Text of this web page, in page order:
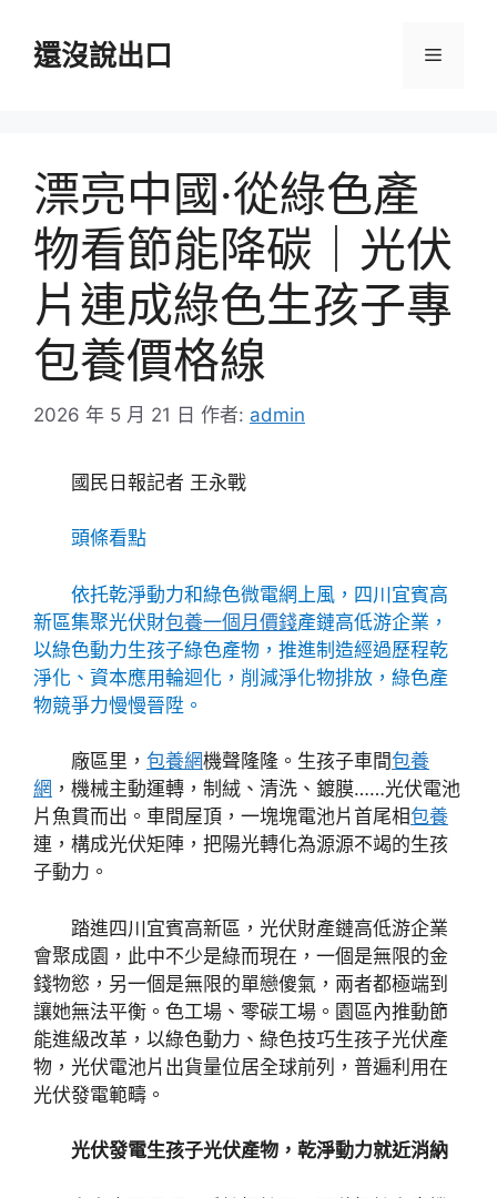
還沒說出口 選
漂亮中國·從綠色產
物看節能降碳｜光伏
片連成綠色生孩子專
包養價格線
2026 年 5 月 21 日 作者: admin
國民日報記者 王永戰
頭條看點
依托乾淨動力和綠色微電網上風，四川宜賓高
新區集聚光伏財包養一個月價錢產鏈高低游企業，
以綠色動力生孩子綠色產物，推進制造經過歷程乾
淨化、資本應用輪迴化，削減淨化物排放，綠色產
物競爭力慢慢晉陞。
廠區里， 包養網機聲隆隆。生孩子車間包養
網 ，機械主動運轉，制絨、清洗、鍍膜……光伏電池
片魚貫而出。車間屋頂，一塊塊電池片首尾相包養
連，構成光伏矩陣，把陽光轉化為源源不竭的生孩
子動力。
踏進四川宜賓高新區，光伏財產鏈高低游企業
會聚成園，此中不少是綠而現在，一個是無限的金
錢物慾，另一個是無限的單戀傻氣，兩者都極端到
讓她無法平衡。色工場、零碳工場。園區內推動節
能進級改革，以綠色動力、綠色技巧生孩子光伏產
物，光伏電池片出貨量位居全球前列，普遍利用在
光伏發電範疇。
光伏發電生孩子光伏產物，乾淨動力就近消納